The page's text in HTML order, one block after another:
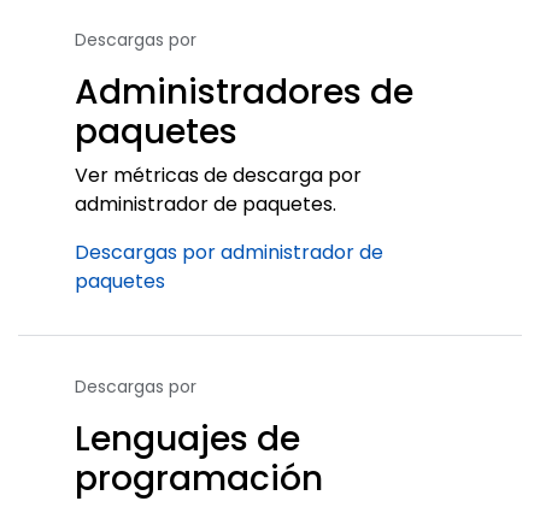
Descargas por
Administradores de
paquetes
Ver métricas de descarga por
administrador de paquetes.
Descargas por administrador de
paquetes
Descargas por
Lenguajes de
programación